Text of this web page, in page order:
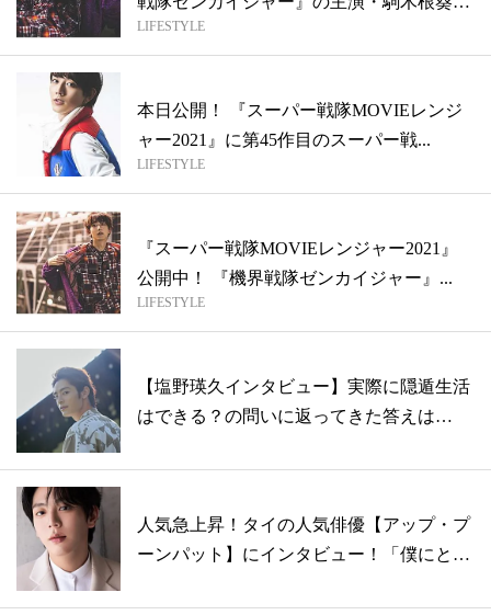
さん...
LIFESTYLE
本日公開！ 『スーパー戦隊MOVIEレンジ
ャー2021』に第45作目のスーパー戦...
LIFESTYLE
『スーパー戦隊MOVIEレンジャー2021』
公開中！ 『機界戦隊ゼンカイジャー』...
LIFESTYLE
【塩野瑛久インタビュー】実際に隠遁生活
はできる？の問いに返ってきた答えは…
人気急上昇！タイの人気俳優【アップ・プ
ーンパット】にインタビュー！「僕にとっ